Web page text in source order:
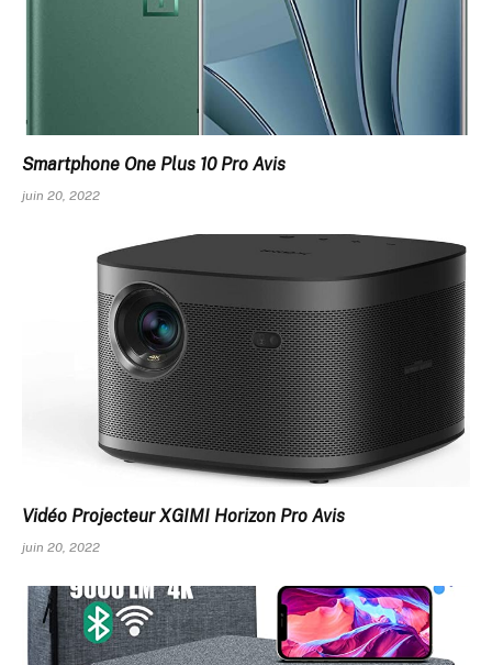
Smartphone One Plus 10 Pro Avis
juin 20, 2022
Vidéo Projecteur XGIMI Horizon Pro Avis
juin 20, 2022